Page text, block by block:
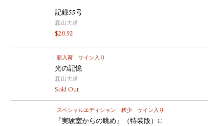
記録55号
森山大道
$20.92
新入荷 サイン入り
光の記憶
森山大道
Sold Out
スペシャルエディション 稀少 サイン入り
『実験室からの眺め』（特装版）C